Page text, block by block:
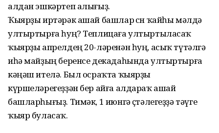
алдан эшкәртеп алығыҙ.
Ҡыярҙы иртәрәк ашай башлар өсөн ҡайһы мәлдә
ултыртырға һуң? Теплицаға ултыртыласаҡ
ҡыярҙы апрелдең 20-ләренән һуң, асыҡ түтәлгә
иһә майҙың беренсе декадаһында ултыртырға
кәңәш ителә. Был осраҡта ҡыярҙы
күршеләрегеҙҙән бер айға алдараҡ ашай
башларһығыҙ. Тимәк, 1 июнгә өҫтәлегеҙҙә тәүге
ҡыяр буласаҡ.